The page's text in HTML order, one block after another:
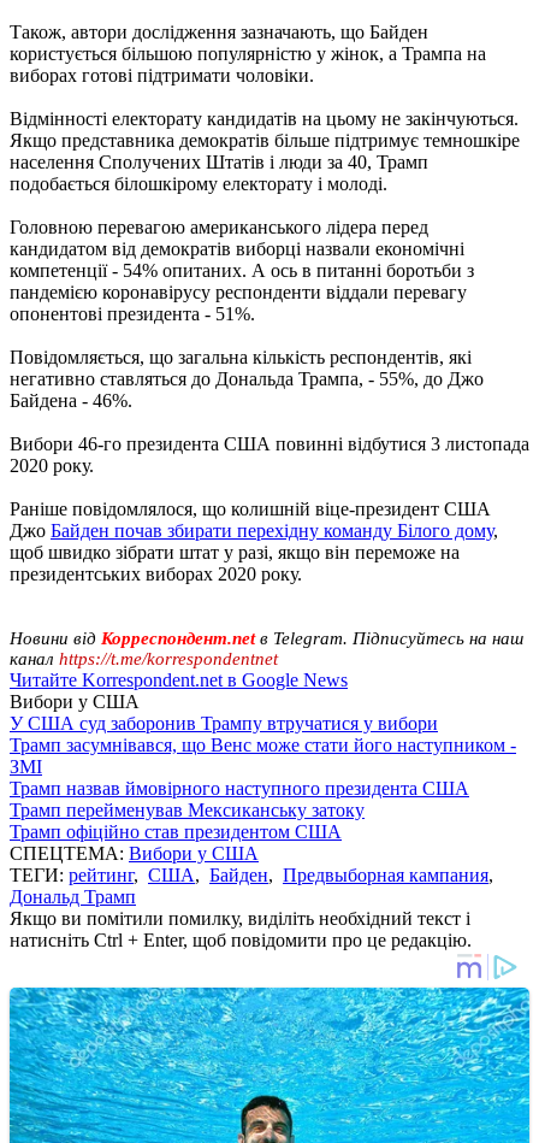
Також, автори дослідження зазначають, що Байден
користується більшою популярністю у жінок, а Трампа на
виборах готові підтримати чоловіки.
Відмінності електорату кандидатів на цьому не закінчуються.
Якщо представника демократів більше підтримує темношкіре
населення Сполучених Штатів і люди за 40, Трамп
подобається білошкірому електорату і молоді.
Головною перевагою американського лідера перед
кандидатом від демократів виборці назвали економічні
компетенції - 54% опитаних. А ось в питанні боротьби з
пандемією коронавірусу респонденти віддали перевагу
опонентові президента - 51%.
Повідомляється, що загальна кількість респондентів, які
негативно ставляться до Дональда Трампа, - 55%, до Джо
Байдена - 46%.
Вибори 46-го президента США повинні відбутися 3 листопада
2020 року.
Раніше повідомлялося, що колишній віце-президент США
Джо Байден почав збирати перехідну команду Білого дому,
щоб швидко зібрати штат у разі, якщо він переможе на
президентських виборах 2020 року.
Новини від Корреспондент.netв Telegram. Підписуйтесь на наш
канал https://t.me/korrespondentnet
Читайте Korrespondent.net в Google News
Вибори у США
У США суд заборонив Трампу втручатися у вибори
Трамп засумнівався, що Венс може стати його наступником -
ЗМІ
Трамп назвав ймовірного наступного президента США
Трамп перейменував Мексиканську затоку
Трамп офіційно став президентом США
СПЕЦТЕМА: Вибори у США
ТЕГИ: рейтинг, США, Байден, Предвыборная кампания,
Дональд Трамп
Якщо ви помітили помилку, виділіть необхідний текст і
натисніть Ctrl + Enter, щоб повідомити про це редакцію.